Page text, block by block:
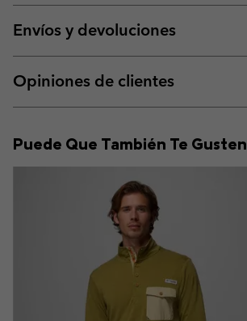
Envíos y devoluciones
Opiniones de clientes
Puede Que También Te Gusten